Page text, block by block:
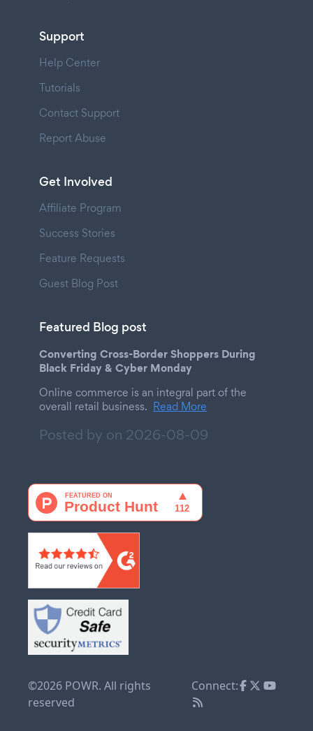
Support
Help Center
Tutorials
Contact Support
Report Abuse
Get Involved
Affiliate Program
Success Stories
Feature Requests
Guest Blog Post
Featured Blog post
Converting Cross-Border Shoppers During
Black Friday & Cyber Monday
Online commerce is an integral part of the
overall retail business. Read More
Posted by on 2026-08-09
©2026 POWR. All rights
reserved
Connect: